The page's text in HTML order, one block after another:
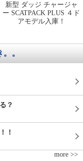
新型 ダッジ チャージャ
ー SCATPACK PLUS ４ド
アモデル入庫！
。
？
！
more >>